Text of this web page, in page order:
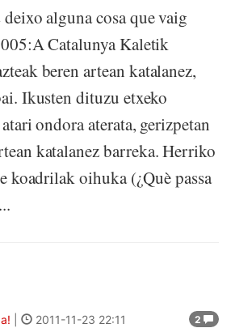
deixo alguna cosa que vaig
Catalunya Kaletik
beren artean katalanez,
Ikusten dituzu etxeko
ondora aterata, gerizpetan
katalanez barreka. Herriko
koadrilak oihuka (¿Què passa
2
2011-11-23 22:11